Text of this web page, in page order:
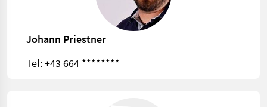
Johann Priestner
Tel:+43 664 ********